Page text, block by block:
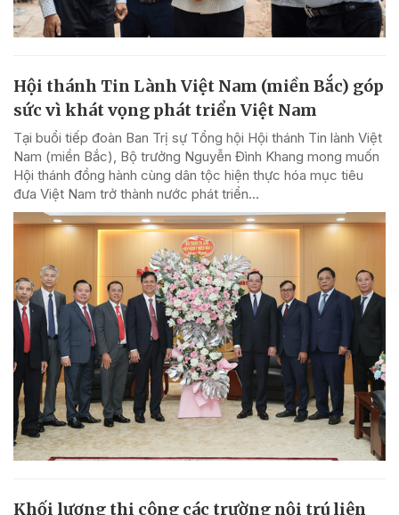
Hội thánh Tin Lành Việt Nam (miền Bắc) góp
sức vì khát vọng phát triển Việt Nam
Tại buổi tiếp đoàn Ban Trị sự Tổng hội Hội thánh Tin lành Việt
Nam (miền Bắc), Bộ trưởng Nguyễn Đình Khang mong muốn
Hội thánh đồng hành cùng dân tộc hiện thực hóa mục tiêu
đưa Việt Nam trở thành nước phát triển...
Khối lượng thi công các trường nội trú liên